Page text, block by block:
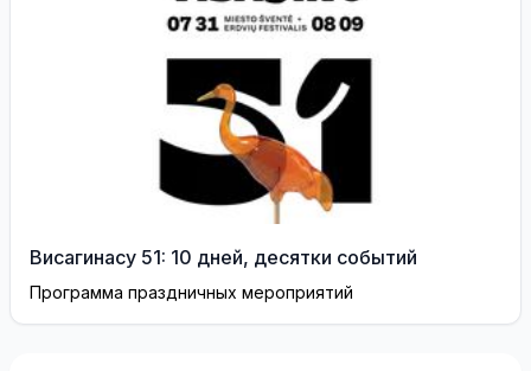
Висагинасу 51: 10 дней, десятки событий
Программа праздничных мероприятий